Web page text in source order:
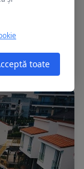
toate